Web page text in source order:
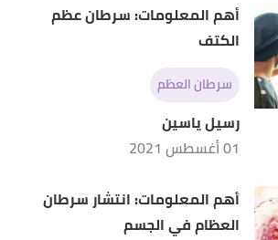
أهم المعلومات: سرطان عظم
الكتف
سرطان العظم
رسيل ياسين
01 أغسطس 2021
أهم المعلومات: انتشار سرطان
العظام في الجسم